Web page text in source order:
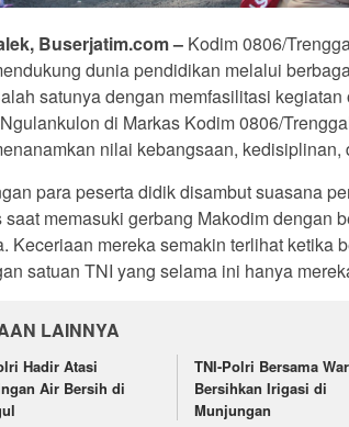
Buserjatim.com – Kodim 0806/
dunia pendidikan melalui
satunya dengan memfasilitasi
di Markas Kodim 0806/
nilai kebangsaan,
para peserta didik disambut suasana
saat memasuki gerbang Makodim dengan
Keceriaan mereka semakin terlihat ketika
satuan TNI yang selama ini hanya
LAINNYA
Hadir Atasi
Air Bersih di
TNI-Polri Bersama
Bersihkan Irigasi di
Munjungan